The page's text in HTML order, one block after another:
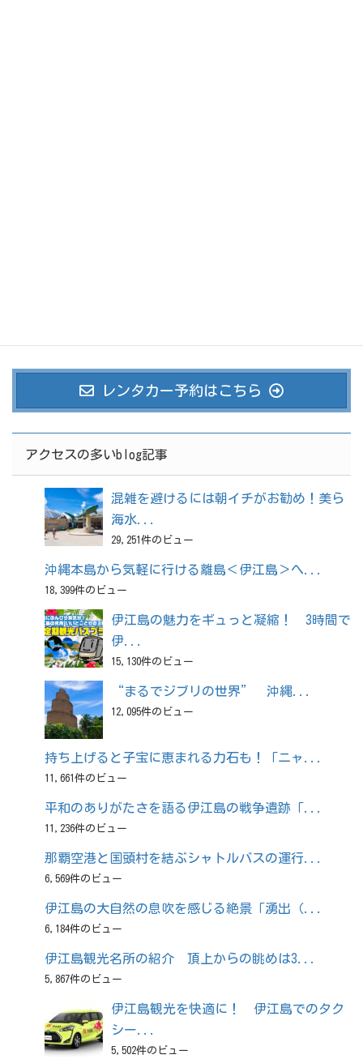
レンタカー予約はこちら
アクセスの多いblog記事
混雑を避けるには朝イチがお勧め！美ら
海水...
29,251件のビュー
沖縄本島から気軽に行ける離島＜伊江島＞へ...
18,399件のビュー
伊江島の魅力をギュっと凝縮！ 3時間で
伊...
15,130件のビュー
“まるでジブリの世界” 沖縄...
12,095件のビュー
持ち上げると子宝に恵まれる力石も！「ニャ...
11,661件のビュー
平和のありがたさを語る伊江島の戦争遺跡「...
11,236件のビュー
那覇空港と国頭村を結ぶシャトルバスの運行...
6,569件のビュー
伊江島の大自然の息吹を感じる絶景「湧出（...
6,184件のビュー
伊江島観光名所の紹介 頂上からの眺めは3...
5,867件のビュー
伊江島観光を快適に！ 伊江島でのタク
シー...
5,502件のビュー